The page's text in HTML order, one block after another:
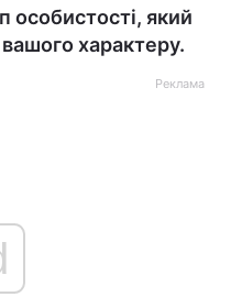
особистості, який
характеру.
Реклама